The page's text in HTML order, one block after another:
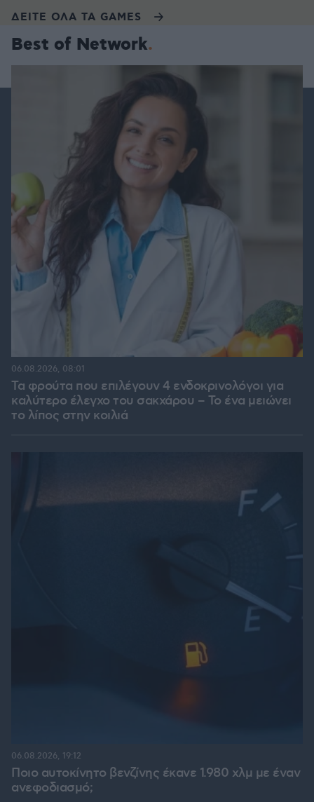
ΔΕΙΤΕ ΟΛΑ ΤΑ GAMES
Best of Network
Τα φρούτα που επιλέγουν 4 ενδοκρινολόγοι για
καλύτερο έλεγχο του σακχάρου – Το ένα μειώνει
το λίπος στην κοιλιά
06.08.2026, 08:01
Ποιο αυτοκίνητο βενζίνης έκανε 1.980 χλμ με έναν
ανεφοδιασμό;
06.08.2026, 19:12